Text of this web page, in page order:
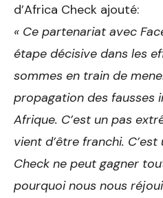
d’Africa Check ajouté:
« Ce partenariat avec
étape décisive dans les
sommes en train de
propagation des fausses
Afrique. C’est un pas
vient d’être franchi.
Check ne peut gagner
pourquoi nous nous